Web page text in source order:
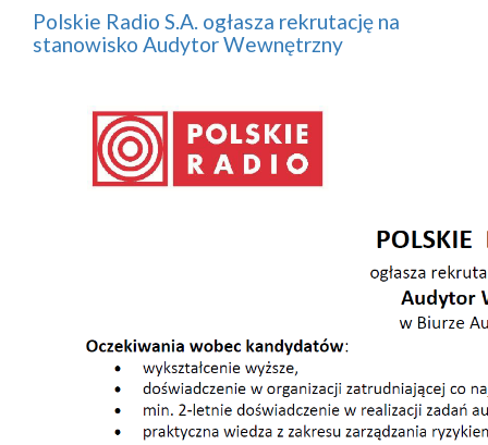
Polskie Radio S.A. ogłasza rekrutację na
stanowisko Audytor Wewnętrzny